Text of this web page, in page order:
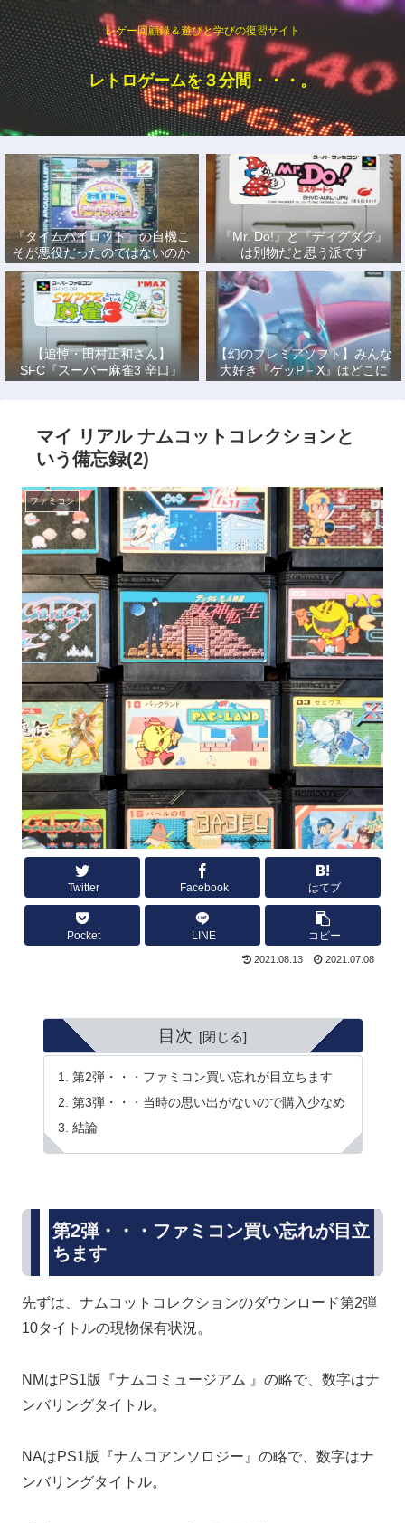
レゲー回顧録＆遊びと学びの復習サイト
レトロゲームを３分間・・・。
『タイムパイロット』の自機こ
そが悪役だったのではないのか
説
『Mr. Do!』と『ディグダグ』
は別物だと思う派です
【追悼・田村正和さん】
SFC『スーパー麻雀3 辛口』
で、あの名優になりきって戦っ
【幻のプレミアソフト】みんな
大好き『ゲッP－X』はどこに
もない！
マイ リアル ナムコットコレクションと
いう備忘録(2)
ファミコン
Twitter Facebook はてブ
Pocket LINE コピー
2021.08.13 2021.07.08
目次
第2弾・・・ファミコン買い忘れが目立ちます
第3弾・・・当時の思い出がないので購入少なめ
結論
第2弾・・・ファミコン買い忘れが目立
ちます
先ずは、ナムコットコレクションのダウンロード第2弾
10タイトルの現物保有状況。
NMはPS1版『ナムコミュージアム 』の略で、数字はナ
ンバリングタイトル。
NAはPS1版『ナムコアンソロジー』の略で、数字はナ
ンバリングタイトル。